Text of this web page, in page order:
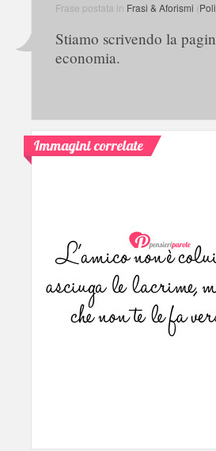
Frase postata in Frasi & Aforismi (
Stiamo scrivendo la
economia.
Immagini correlate